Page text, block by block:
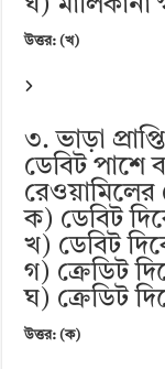
ঘ) মালিকানা
উত্তর: (খ)
৩. ভাড়া
ডেবিট পাশে
ক) ডেবিট
খ) ডেবিট
গ) ক্রেডিট
ঘ) ক্রেডিট
উত্তর: (ক)